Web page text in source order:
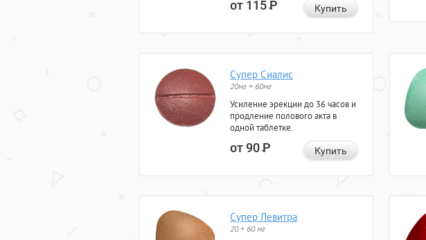
от 115Р Купить
Супер Сиалис
20мг + 60мг
Усиление эрекции до 36 часов и
продление полового акта в
одной таблетке.
от 90Р Купить
Супер Левитра
20 + 60 мг